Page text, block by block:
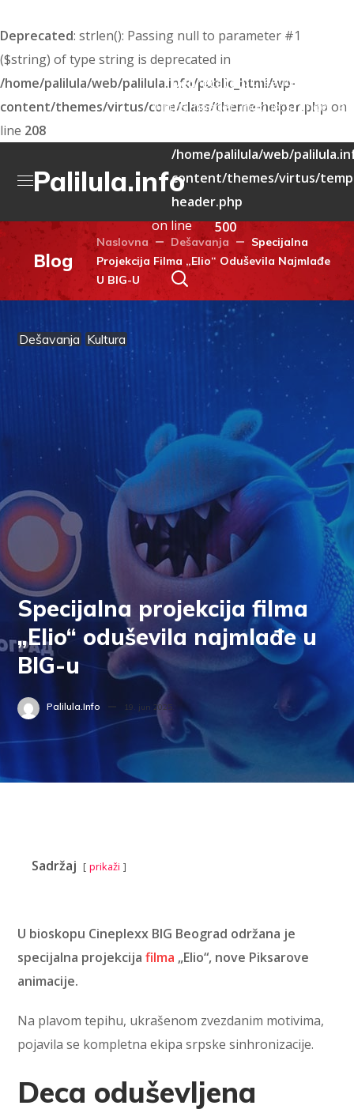
Deprecated: strlen(): Passing null to parameter #1
($string) of type string is deprecated in
/home/palilula/web/palilula.info/public_html/wp-
content/themes/virtus/core/class/theme-helper.php on
line 208
Palilula.info
Deprecated: Creation of
/home/palilula/web/
content/themes/virtus/
header.php
on line
500
Blog
Naslovna Dešavanja
Specijalna
Projekcija Filma „Elio“ Oduševila Najmlađe
U BIG-U
Dešavanja Kultura
Specijalna projekcija filma
„Elio“ oduševila najmlađe u
BIG-u
Palilula.info 19. jun 2025.
Sadržaj prikaži
U bioskopu Cineplexx BIG Beograd održana je
specijalna projekcijafilma „Elio“, nove Piksarove
animacije.
Na plavom tepihu, ukrašenom zvezdanim motivima,
pojavila se kompletna ekipa srpske sinhronizacije.
Deca oduševljena